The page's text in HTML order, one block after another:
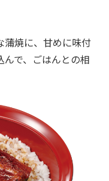
焼に、甘めに味付
で、ごはんとの相